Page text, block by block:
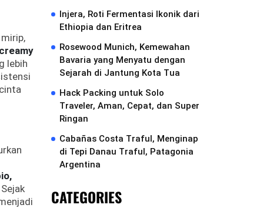
lebih
Sejak
Injera, Roti Fermentasi Ikonik dari
Ethiopia dan Eritrea
Rosewood Munich, Kemewahan
Bavaria yang Menyatu dengan
Sejarah di Jantung Kota Tua
Hack Packing untuk Solo
Traveler, Aman, Cepat, dan Super
Ringan
Cabañas Costa Traful, Menginap
di Tepi Danau Traful, Patagonia
Argentina
CATEGORIES